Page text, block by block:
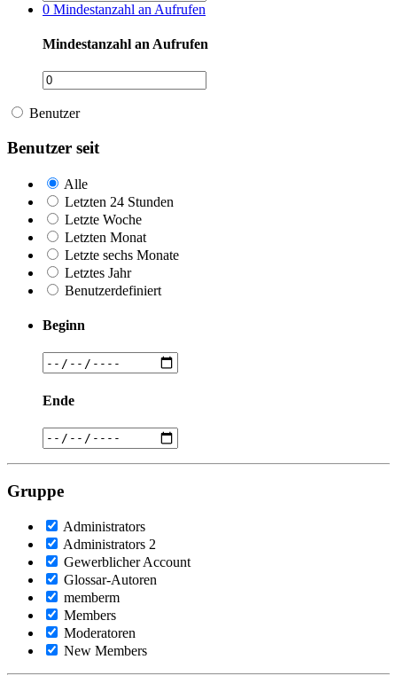
0 Mindestanzahl an Aufrufen
Mindestanzahl an Aufrufen
Benutzer
Benutzer seit
Alle
Letzten 24 Stunden
Letzte Woche
Letzten Monat
Letzte sechs Monate
Letztes Jahr
Benutzerdefiniert
Beginn
Ende
Gruppe
Administrators
Administrators 2
Gewerblicher Account
Glossar-Autoren
memberm
Members
Moderatoren
New Members